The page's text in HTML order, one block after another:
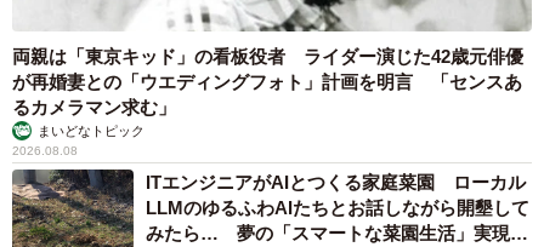
両親は「東京キッド」の看板役者 ライダー演じた42歳元俳優
が再婚妻との「ウエディングフォト」計画を明言 「センスあ
るカメラマン求む」
まいどなトピック
2026.08.08
ITエンジニアがAIとつくる家庭菜園 ローカル
LLMのゆるふわAIたちとお話しながら開墾して
みたら… 夢の「スマートな菜園生活」実現な